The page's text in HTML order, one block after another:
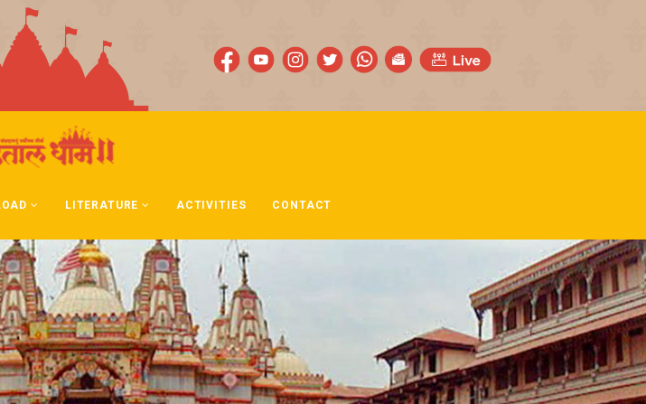
LITERATURE ACTIVITIES CONTACT